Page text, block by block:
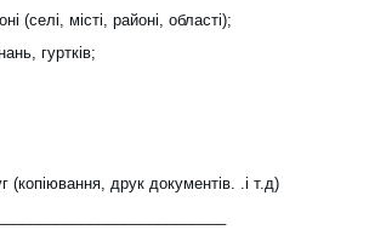
(селі, місті, районі, області);
гуртків;
друк документів. .і т.д)